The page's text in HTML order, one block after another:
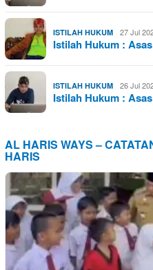
ISTILAH HUKUM 27 Jul
Istilah Hukum :
ISTILAH HUKUM 26 Jul
Istilah Hukum :
AL HARIS WAYS –
HARIS